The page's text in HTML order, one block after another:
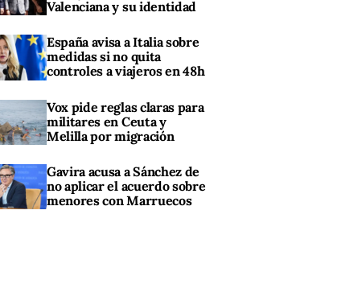
Valenciana y su identidad
España avisa a Italia sobre
medidas si no quita
controles a viajeros en 48h
Vox pide reglas claras para
militares en Ceuta y
Melilla por migración
Gavira acusa a Sánchez de
no aplicar el acuerdo sobre
menores con Marruecos